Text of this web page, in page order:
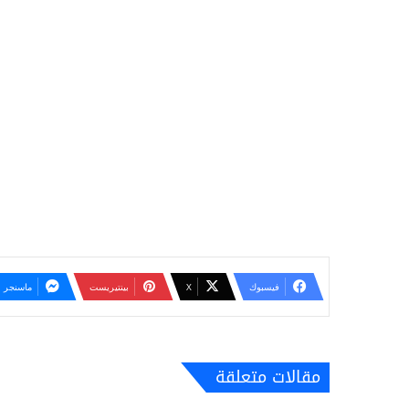
فيسبوك ‫X بينتيريست ماسنجر
مقالات متعلقة